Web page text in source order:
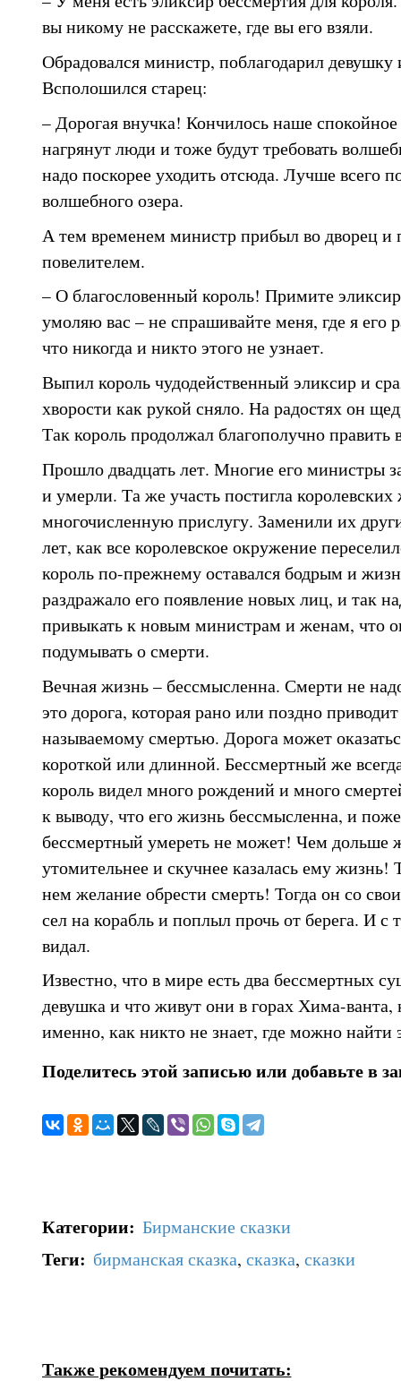
вы никому не расскажете, где вы его взяли.
Обрадовался министр, поблагодарил
Всполошился старец:
– Дорогая внучка! Кончилось наше
нагрянут люди и тоже будут требовать
надо поскорее уходить отсюда. Лучше всего
волшебного озера.
А тем временем министр прибыл во дворец и
повелителем.
– О благословенный король! Примите
умоляю вас – не спрашивайте меня, где я его
что никогда и никто этого не узнает.
Выпил король чудодейственный эликсир и
хворости как рукой сняло. На радостях он
Так король продолжал благополучно править
Прошло двадцать лет. Многие его министры
и умерли. Та же участь постигла
многочисленную прислугу. Заменили их
лет, как все королевское окружение
король по-прежнему оставался бодрым и
раздражало его появление новых лиц, и так
привыкать к новым министрам и женам, что
подумывать о смерти.
Вечная жизнь – бессмысленна. Смерти не
это дорога, которая рано или поздно
называемому смертью. Дорога может
короткой или длинной. Бессмертный же
король видел много рождений и много
к выводу, что его жизнь бессмысленна, и
бессмертный умереть не может! Чем дольше
утомительнее и скучнее казалась ему жизнь!
нем желание обрести смерть! Тогда он со
сел на корабль и поплыл прочь от берега. И с
видал.
Известно, что в мире есть два бессмертных
девушка и что живут они в горах Хима-ванта,
именно, как никто не знает, где можно найти
Поделитесь этой записью или добавьте в
Категории: Бирманские сказки
Теги: бирманская сказка, сказка, сказки
Также рекомендуем почитать: